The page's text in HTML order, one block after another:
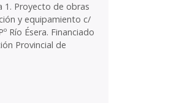
1. Proyecto de obras
y equipamiento c/
Río Ésera. Financiado
Provincial de